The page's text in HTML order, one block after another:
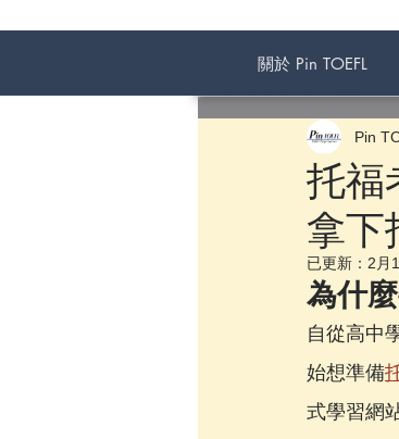
關於 Pin TOEFL
托福
拿下
Pin
已更新： 2月
為什
自從高中
始想準備
式學習網